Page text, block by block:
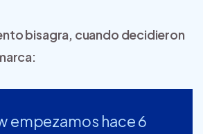
bisagra, cuando decidieron
empezamos hace 6